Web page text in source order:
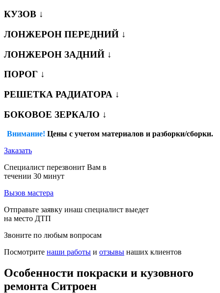
КУЗОВ ↓
ЛОНЖЕРОН ПЕРЕДНИЙ ↓
ЛОНЖЕРОН ЗАДНИЙ ↓
ПОРОГ ↓
РЕШЕТКА РАДИАТОРА ↓
БОКОВОЕ ЗЕРКАЛО ↓
Внимание! Цены с учетом материалов и разборки/сборки.
Заказать
Специалист перезвонит Вам в
течении 30 минут
Вызов мастера
Отправьте заявку инаш специалист выедет
на место ДТП
Звоните по любым вопросам
Посмотрите наши работы и отзывы наших клиентов
Особенности покраски и кузовного
ремонта Ситроен